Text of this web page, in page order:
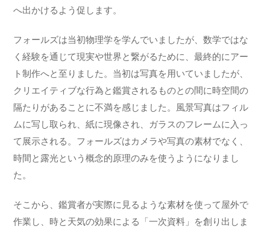
へ出かけるよう促します。
フォールズは当初物理学を学んでいましたが、数学ではな
く経験を通じて現実や世界と繋がるために、最終的にアー
ト制作へと至りました。当初は写真を用いていましたが、
クリエイティブな行為と鑑賞されるものとの間に時空間の
隔たりがあることに不満を感じました。風景写真はフィル
ムに写し取られ、紙に現像され、ガラスのフレームに入っ
て展示される。フォールズはカメラや写真の素材でなく、
時間と露光という概念的原理のみを使うようになりまし
た。
そこから、鑑賞者が実際に見るような素材を使って屋外で
作業し、時と天気の効果による「一次資料」を創り出しま